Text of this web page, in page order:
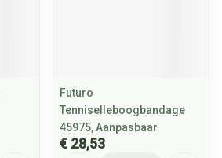
Futuro
Tenniselleboogbandage
45975, Aanpasbaar
€ 28,53